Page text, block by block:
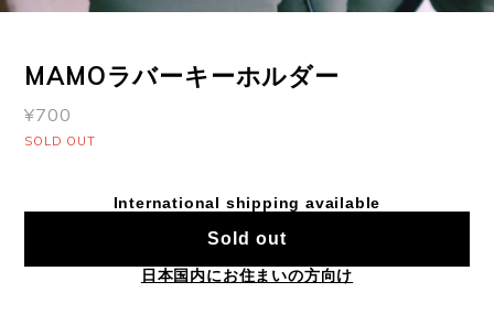
MAMOラバーキーホルダー
¥700
SOLD OUT
International shipping available
Sold out
日本国内にお住まいの方向け